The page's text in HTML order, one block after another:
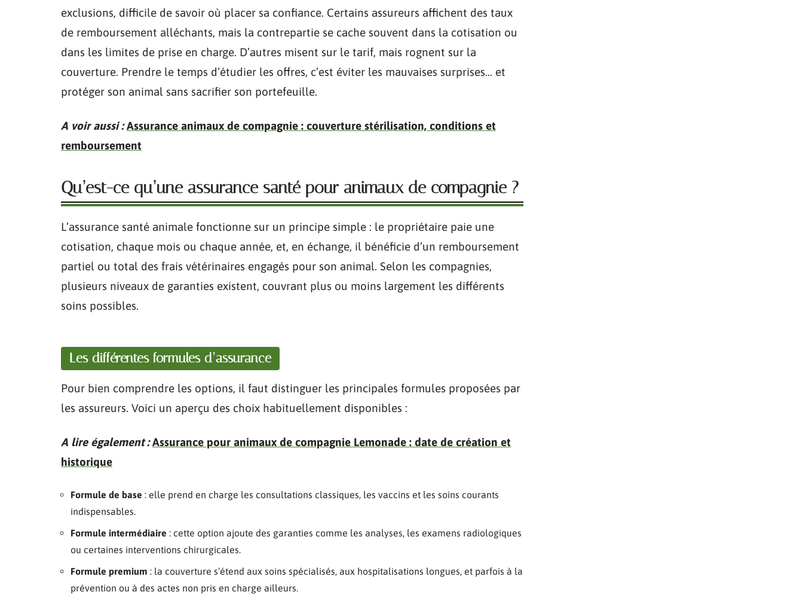
exclusions, difficile de savoir où placer sa confiance. Certains assureurs affichent des taux
de remboursement alléchants, mais la contrepartie se cache souvent dans la cotisation ou
dans les limites de prise en charge. D’autres misent sur le tarif, mais rognent sur la
couverture. Prendre le temps d’étudier les offres, c’est éviter les mauvaises surprises… et
protéger son animal sans sacrifier son portefeuille.
A voir aussi : Assurance animaux de compagnie : couverture stérilisation, conditions et
remboursement
Qu’est-ce qu’une assurance santé pour animaux de compagnie ?
L’assurance santé animale fonctionne sur un principe simple : le propriétaire paie une
cotisation, chaque mois ou chaque année, et, en échange, il bénéficie d’un remboursement
partiel ou total des frais vétérinaires engagés pour son animal. Selon les compagnies,
plusieurs niveaux de garanties existent, couvrant plus ou moins largement les différents
soins possibles.
Les différentes formules d’assurance
Pour bien comprendre les options, il faut distinguer les principales formules proposées par
les assureurs. Voici un aperçu des choix habituellement disponibles :
A lire également : Assurance pour animaux de compagnie Lemonade : date de création et
historique
Formule de base : elle prend en charge les consultations classiques, les vaccins et les soins courants
indispensables.
Formule intermédiaire : cette option ajoute des garanties comme les analyses, les examens radiologiques
ou certaines interventions chirurgicales.
Formule premium : la couverture s’étend aux soins spécialisés, aux hospitalisations longues, et parfois à la
prévention ou à des actes non pris en charge ailleurs.